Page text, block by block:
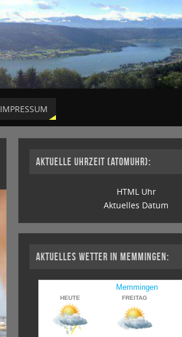
IMPRESSUM
AKTUELLE UHRZEIT (ATOMUHR):
HTML Uhr
Aktuelles Datum
AKTUELLES WETTER IN MEMMINGEN: